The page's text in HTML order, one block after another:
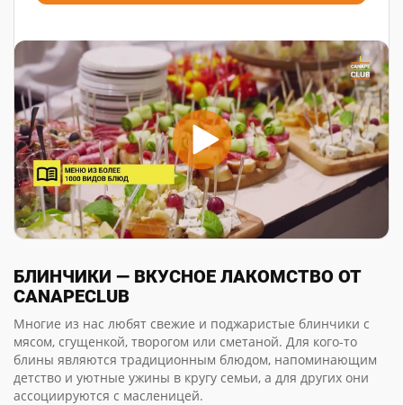
БЛИНЧИКИ — ВКУСНОЕ ЛАКОМСТВО ОТ
CANAPECLUB
Многие из нас любят свежие и поджаристые блинчики с
мясом, сгущенкой, творогом или сметаной. Для кого-то
блины являются традиционным блюдом, напоминающим
детство и уютные ужины в кругу семьи, а для других они
ассоциируются с масленицей.